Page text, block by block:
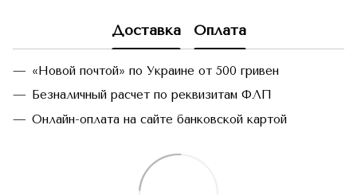
Доставка Оплата
«Новой почтой» по Украине от 500 гривен
Безналичный расчет по реквизитам ФЛП
Онлайн-оплата на сайте банковской картой